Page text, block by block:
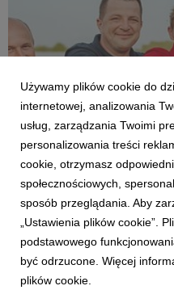
TRUSKAWKA
SUPEROWOCE
7 czerwca 2023
Od kilku lat promując
się pozytywnie i
więcej producentów
Używamy plików cookie do
internetowej, analizowania
usług, zarządzania Twoimi
personalizowania treści
cookie, otrzymasz
społecznościowych,
sposób przeglądania. Aby
„Ustawienia plików cookie”.
podstawowego
być odrzucone. Więcej
plików cookie.